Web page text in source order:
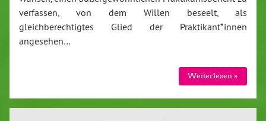
verfassen, von dem Willen beseelt, als
gleichberechtigtes Glied der Praktikant*innen
angesehen…
Weiterlesen »